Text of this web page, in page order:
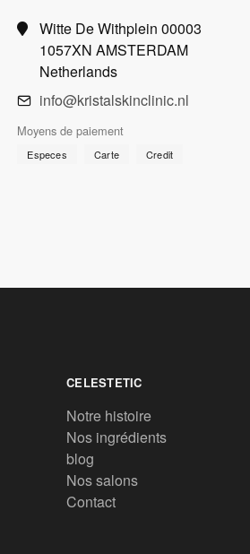
Witte De Withplein 00003
1057XN AMSTERDAM
Netherlands
info@kristalskinclinic.nl
Moyens de paiement
Especes Carte Credit
CELESTETIC
Notre histoire
Nos ingrédients
blog
Nos salons
Contact